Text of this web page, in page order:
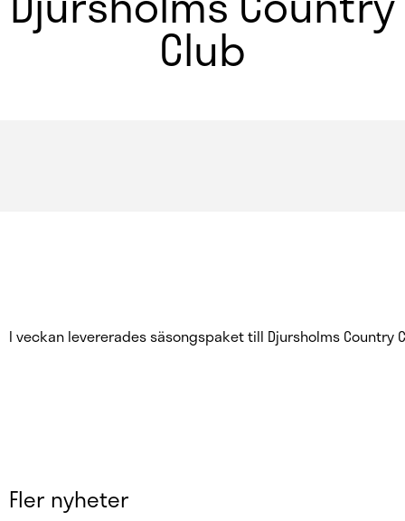
Club
I veckan levererades säsongspaket till Djursholms
Fler nyheter